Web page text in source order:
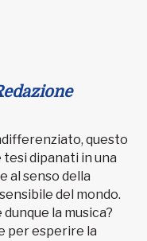
questo
dipanati in una
al senso della
del mondo.
la musica?
per esperire la